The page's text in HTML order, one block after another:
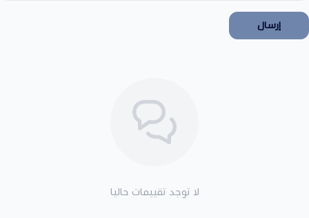
إرسال
لا توجد تقييمات حاليا